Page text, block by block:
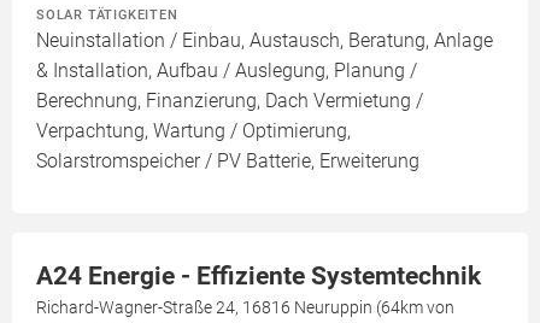
SOLAR TÄTIGKEITEN
Neuinstallation / Einbau, Austausch, Beratung, Anlage
& Installation, Aufbau / Auslegung, Planung /
Berechnung, Finanzierung, Dach Vermietung /
Verpachtung, Wartung / Optimierung,
Solarstromspeicher / PV Batterie, Erweiterung
A24 Energie - Effiziente Systemtechnik
Richard-Wagner-Straße 24, 16816 Neuruppin (64km von